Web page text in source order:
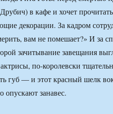
в кафе и хочет
декорации. За кадром
вам не помешает?» И за
зачитывание завещания
по-королевски
губ — и этот красный шелк
опускают занавес.